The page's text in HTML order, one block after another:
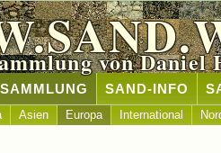
von Daniel
SAND-INFO
Asien Europa International